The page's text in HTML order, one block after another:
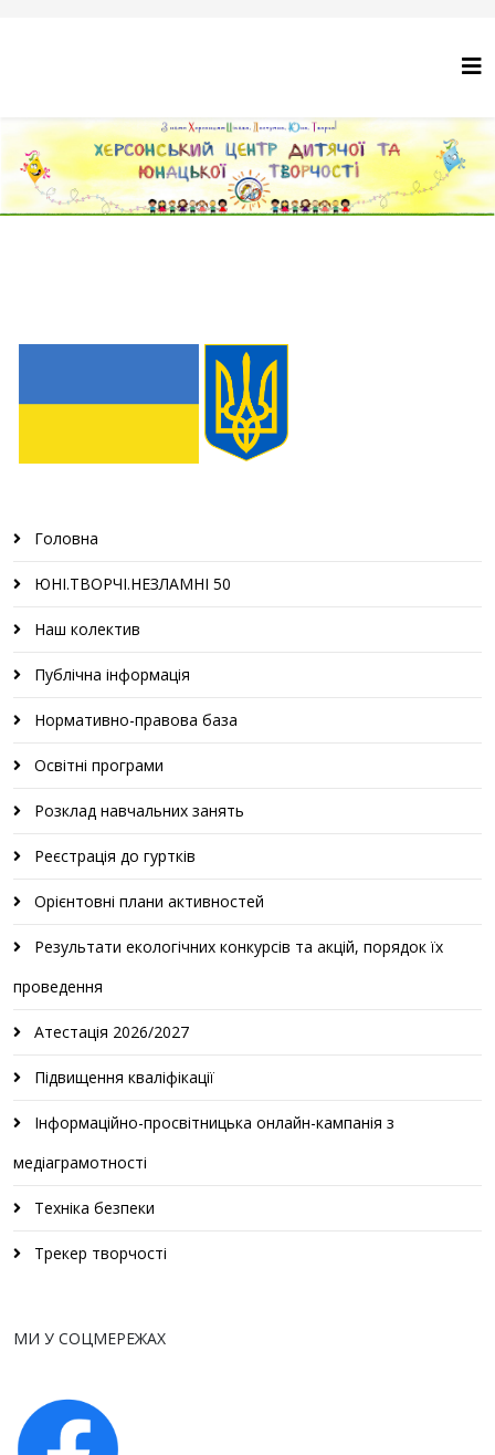
Головна
ЮНІ.ТВОРЧІ.НЕЗЛАМНІ 50
Наш колектив
Публічна інформація
Нормативно-правова база
Освітні програми
Розклад навчальних занять
Реєстрація до гуртків
Орієнтовні плани активностей
Результати екологічних конкурсів та акцій, порядок їх
проведення
Атестація 2026/2027
Підвищення кваліфікації
Інформаційно-просвітницька онлайн-кампанія з
медіаграмотності
Техніка безпеки
Трекер творчості
МИ У СОЦМЕРЕЖАХ